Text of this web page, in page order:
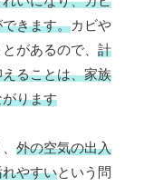
きます。カビや
があるので、 計
ることは、家族
ります
外の空気の出入
やすいという問